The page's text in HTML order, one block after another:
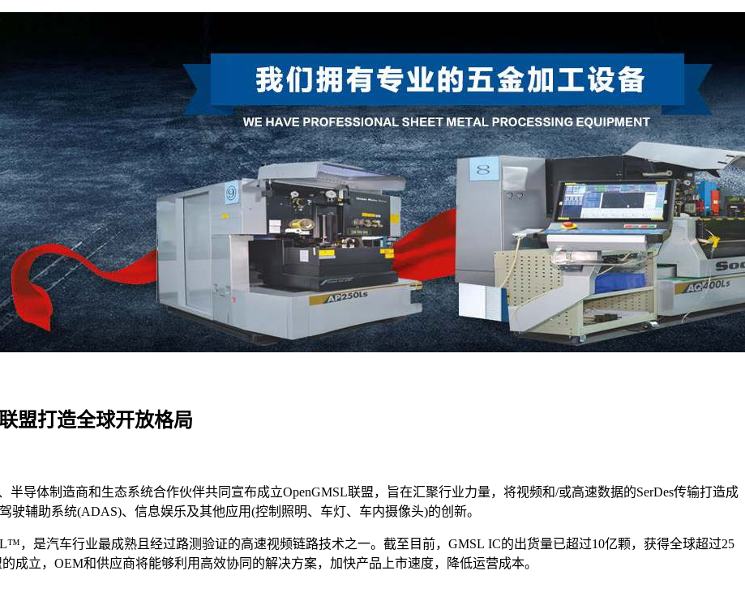
盟打造全球开放格局
导体制造商和生态系统合作伙伴共同宣布成立OpenGMSL联盟，旨在汇聚行业力量，将视频和/或高速数据的SerDes传输打造成
辅助系统(ADAS)、信息娱乐及其他应用(控制照明、车灯、车内摄像头)的创新。
，是汽车行业最成熟且经过路测验证的高速视频链路技术之一。截至目前，GMSL IC的出货量已超过10亿颗，获得全球超过25
成立，OEM和供应商将能够利用高效协同的解决方案，加快产品上市速度，降低运营成本。